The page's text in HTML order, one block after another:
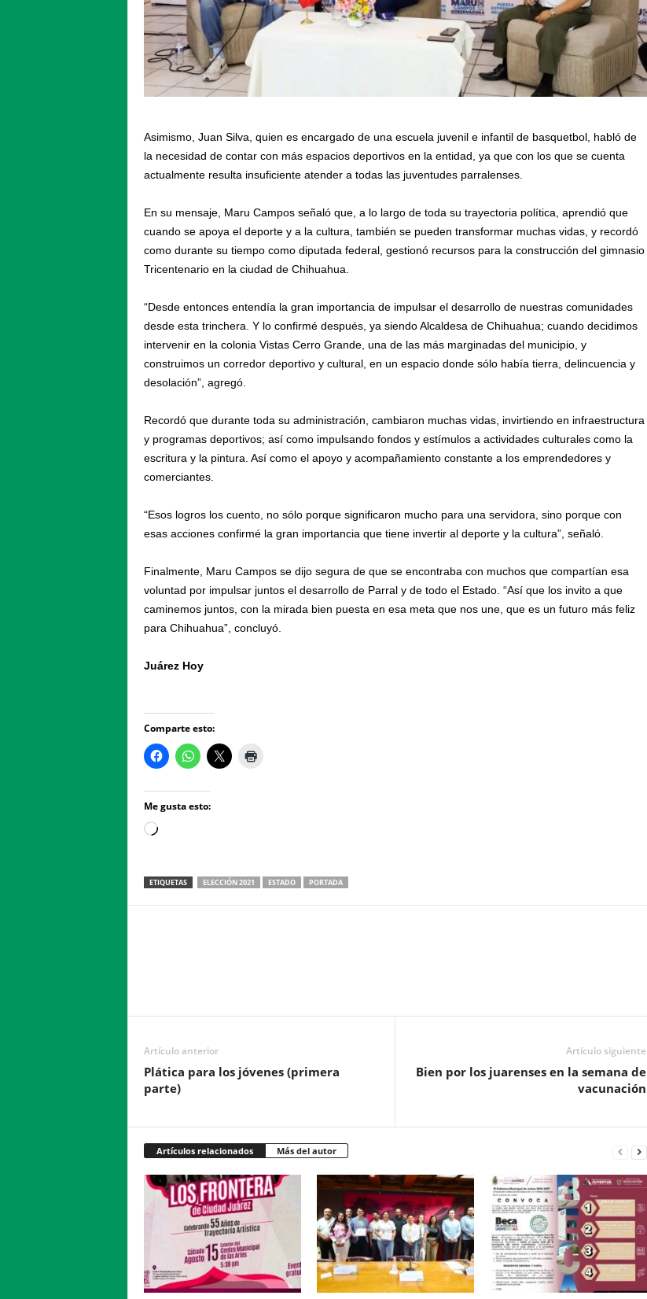
Asimismo, Juan Silva, quien es encargado de una escuela juvenil e infantil de basquetbol, habló de
la necesidad de contar con más espacios deportivos en la entidad, ya que con los que se cuenta
actualmente resulta insuficiente atender a todas las juventudes parralenses.
En su mensaje, Maru Campos señaló que, a lo largo de toda su trayectoria política, aprendió que
cuando se apoya el deporte y a la cultura, también se pueden transformar muchas vidas, y recordó
como durante su tiempo como diputada federal, gestionó recursos para la construcción del gimnasio
Tricentenario en la ciudad de Chihuahua.
“Desde entonces entendía la gran importancia de impulsar el desarrollo de nuestras comunidades
desde esta trinchera. Y lo confirmé después, ya siendo Alcaldesa de Chihuahua; cuando decidimos
intervenir en la colonia Vistas Cerro Grande, una de las más marginadas del municipio, y
construimos un corredor deportivo y cultural, en un espacio donde sólo había tierra, delincuencia y
desolación”, agregó.
Recordó que durante toda su administración, cambiaron muchas vidas, invirtiendo en infraestructura
y programas deportivos; así como impulsando fondos y estímulos a actividades culturales como la
escritura y la pintura. Así como el apoyo y acompañamiento constante a los emprendedores y
comerciantes.
“Esos logros los cuento, no sólo porque significaron mucho para una servidora, sino porque con
esas acciones confirmé la gran importancia que tiene invertir al deporte y la cultura”, señaló.
Finalmente, Maru Campos se dijo segura de que se encontraba con muchos que compartían esa
voluntad por impulsar juntos el desarrollo de Parral y de todo el Estado. “Así que los invito a que
caminemos juntos, con la mirada bien puesta en esa meta que nos une, que es un futuro más feliz
para Chihuahua”, concluyó.
Juárez Hoy
Comparte esto:
Me gusta esto:
Loading…
ETIQUETAS ELECCIÓN 2021 ESTADO PORTADA
Artículo anterior
Plática para los jóvenes (primera
parte)
Artículo siguiente
Bien por los juarenses en la semana de
vacunación
Artículos relacionados Más del autor